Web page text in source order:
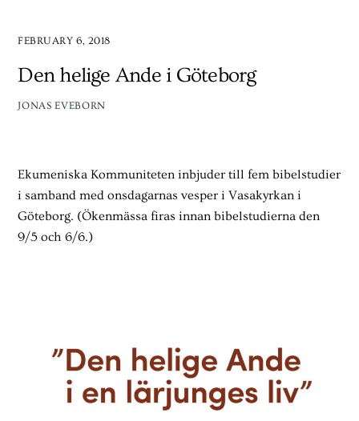
FEBRUARY 6, 2018
Den helige Ande i Göteborg
JONAS EVEBORN
Ekumeniska Kommuniteten inbjuder till fem bibelstudier
i samband med onsdagarnas vesper i Vasakyrkan i
Göteborg. (Ökenmässa firas innan bibelstudierna den
9/5 och 6/6.)